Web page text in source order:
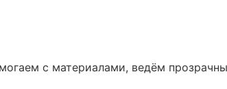
с материалами, ведём